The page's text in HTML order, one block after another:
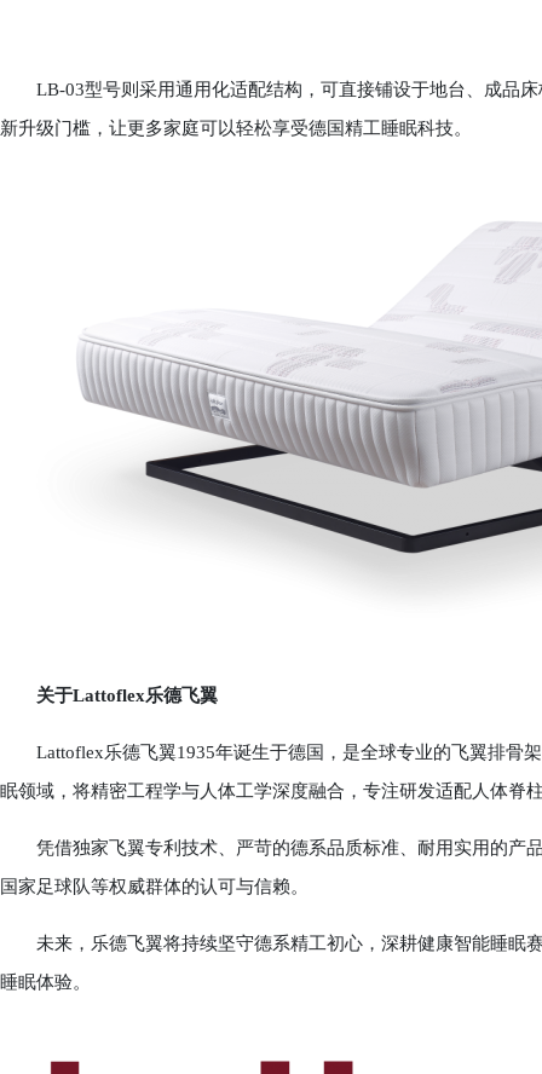
LB-03型号则采用通用化适配结构，可直接铺设于地台、成品床
新升级门槛，让更多家庭可以轻松享受德国精工睡眠科技。
关于Lattoflex乐德飞翼
Lattoflex乐德飞翼1935年诞生于德国，是全球专业的飞翼排骨
眠领域，将精密工程学与人体工学深度融合，专注研发适配人体脊
凭借独家飞翼专利技术、严苛的德系品质标准、耐用实用的产
国家足球队等权威群体的认可与信赖。
未来，乐德飞翼将持续坚守德系精工初心，深耕健康智能睡眠
睡眠体验。